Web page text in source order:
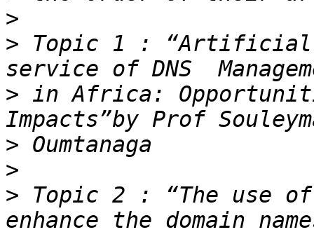
>
> Topic 1 :
> in Africa:
>
>
> Topic 2 : “The use